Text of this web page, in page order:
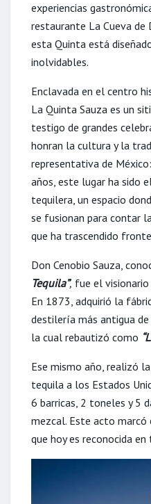
experiencias
restaurante La Cueva de
esta Quinta está
inolvidables.
Enclavada en el centro
La Quinta Sauza es un
testigo de grandes
honran la cultura y la
representativa de
años, este lugar ha sido
tequilera, un espacio
se fusionan para contar
que ha trascendido
Don Cenobio Sauza,
Tequila”, fue el
En 1873, adquirió la
destilería más antigua
la cual rebautizó como
Ese mismo año, realizó
tequila a los Estados
6 barricas, 2 toneles y 5
mezcal. Este acto marcó
que hoy es reconocida